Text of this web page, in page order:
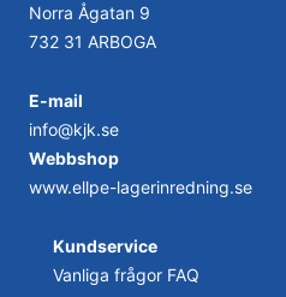
Norra Ågatan 9
732 31 ARBOGA
E-mail
info@kjk.se
Webbshop
www.ellpe-lagerinredning.se
Kundservice
Vanliga frågor FAQ